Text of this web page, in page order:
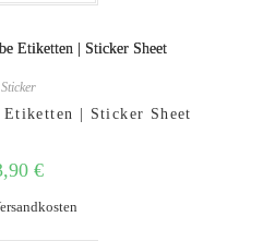
Sticker
| Sticker Sheet
€